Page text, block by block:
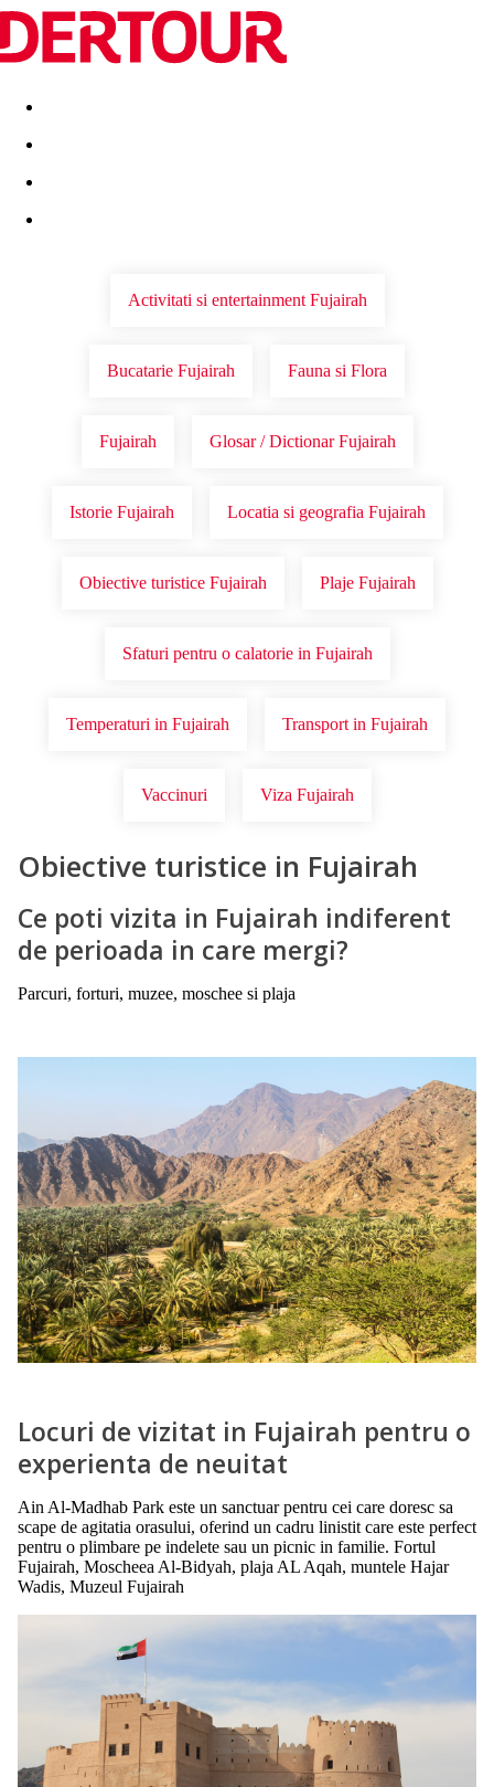
Destinatii Vacanta perfecta OFERTE DE NERATAT
Activitati si entertainment Fujairah
Bucatarie Fujairah Fauna si Flora
Fujairah Glosar / Dictionar Fujairah
Istorie Fujairah Locatia si geografia Fujairah
Obiective turistice Fujairah Plaje Fujairah
Sfaturi pentru o calatorie in Fujairah
Temperaturi in Fujairah Transport in Fujairah
Vaccinuri Viza Fujairah
Obiective turistice in Fujairah
Ce poti vizita in Fujairah indiferent
de perioada in care mergi?
Parcuri, forturi, muzee, moschee si plaja
Locuri de vizitat in Fujairah pentru o
experienta de neuitat
Ain Al-Madhab Park este un sanctuar pentru cei care doresc sa
scape de agitatia orasului, oferind un cadru linistit care este perfect
pentru o plimbare pe indelete sau un picnic in familie. Fortul
Fujairah, Moscheea Al-Bidyah, plaja AL Aqah, muntele Hajar
Wadis, Muzeul Fujairah